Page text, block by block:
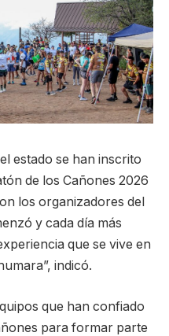
estado se han inscrito
de los Cañones 2026
los organizadores del
y cada día más
que se vive en
indicó.
que han confiado
para formar parte